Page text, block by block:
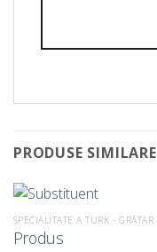
PRODUSE SIMILARE
SPECIALITATE A TURK - GRĂTAR
Produs